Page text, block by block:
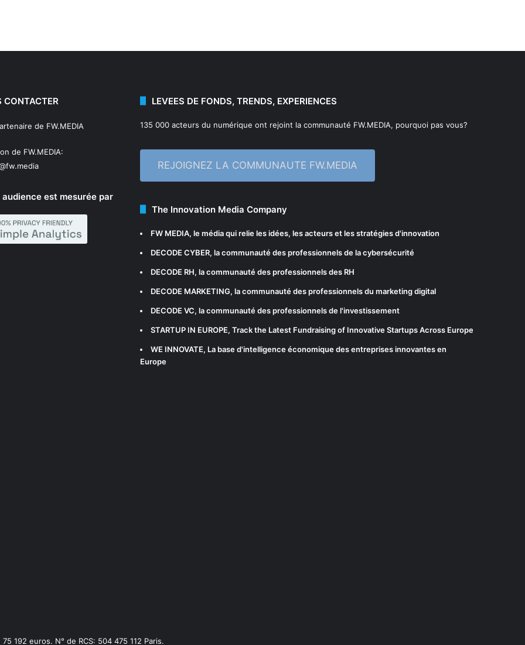
CONTACTER
de FW.MEDIA
de FW.MEDIA:
audience est mesurée par
LEVEES DE FONDS, TRENDS, EXPERIENCES
135 000 acteurs du numérique ont rejoint la communauté FW.MEDIA, pourquoi pas vous?
REJOIGNEZ LA COMMUNAUTE FW.MEDIA
The Innovation Media Company
FW MEDIA, le média qui relie les idées, les acteurs et les stratégies d'innovation
DECODE CYBER, la communauté des professionnels de la cybersécurité
DECODE RH, la communauté des professionnels des RH
DECODE MARKETING, la communauté des professionnels du marketing digital
DECODE VC, la communauté des professionnels de l'investissement
STARTUP IN EUROPE, Track the Latest Fundraising of Innovative Startups Across Europe
WE INNOVATE, La base d'intelligence économique des entreprises innovantes en
Europe
192 euros. N° de RCS: 504 475 112 Paris.